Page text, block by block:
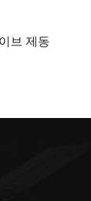
브 제동